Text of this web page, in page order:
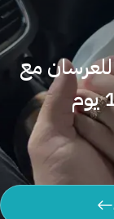
مع